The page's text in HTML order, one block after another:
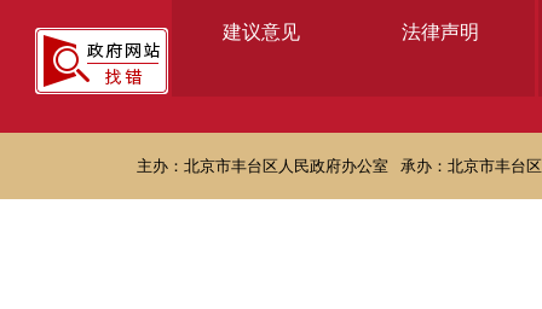
建议意见 法律声明
主办：北京市丰台区人民政府办公室 承办：北京市丰台